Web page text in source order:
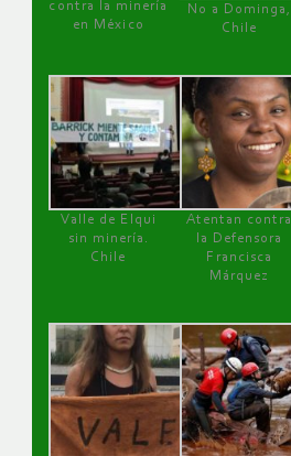
contra la minería
en México
No a Dominga,
Chile
Valle de Elqui
sin minería.
Chile
Atentan contra
la Defensora
Francisca
Márquez